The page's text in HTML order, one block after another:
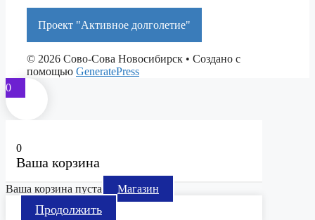
Проект "Активное долголетие"
© 2026 Сово-Сова Новосибирск • Создано с
помощью GeneratePress
0
0
Ваша корзина
Ваша корзина пуста Магазин
Продолжить